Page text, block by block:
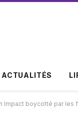
ACTUALITÉS
Impact boycotté par les